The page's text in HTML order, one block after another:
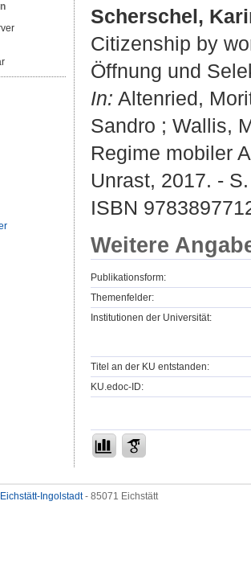
Scherschel,
Citizenship by
Öffnung und
In: Altenried,
Sandro ; Wallis,
Regime mobiler
Unrast, 2017. -
ISBN
Weitere
Publikationsform:
Themenfelder:
Institutionen der Universität:
Titel an der KU entstanden:
KU.edoc-ID:
Ingolstadt- 85071 Eichstätt